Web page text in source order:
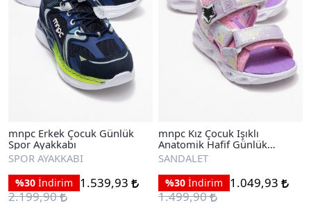
mnpc Erkek Çocuk Günlük
Spor Ayakkabı
SPOR AYAKKABI
%30 İndirim
1.539,93
2.199,90
mnpc Kız Çocuk Işıklı
Anatomik Hafif Günlük
Sandalet
SANDALET
%30 İndirim
1.049,93
1.499,90